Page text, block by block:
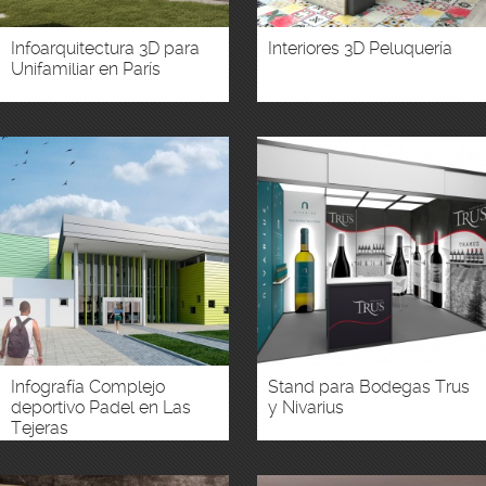
Infoarquitectura 3D para
Unifamiliar en París
Interiores 3D Peluquería
Infografía Complejo
deportivo Padel en Las
Tejeras
Stand para Bodegas Trus
y Nivarius